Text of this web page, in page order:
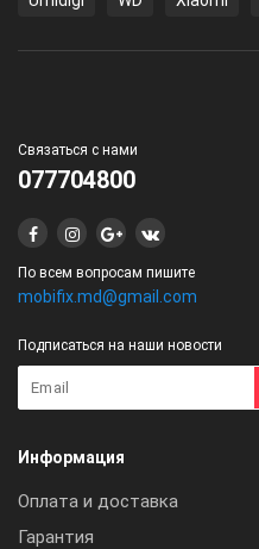
Связаться с нами
077704800
По всем вопросам пишите
mobifix.md@gmail.com
Подписаться на наши новости
Информация
Оплата и доставка
Гарантия